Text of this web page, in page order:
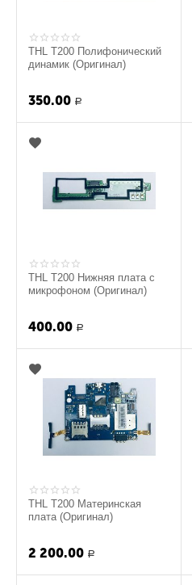
THL T200 Полифонический
динамик (Оригинал)
350.00 Р
THL T200 Нижняя плата с
микрофоном (Оригинал)
400.00 Р
THL T200 Материнская
плата (Оригинал)
2 200.00 Р